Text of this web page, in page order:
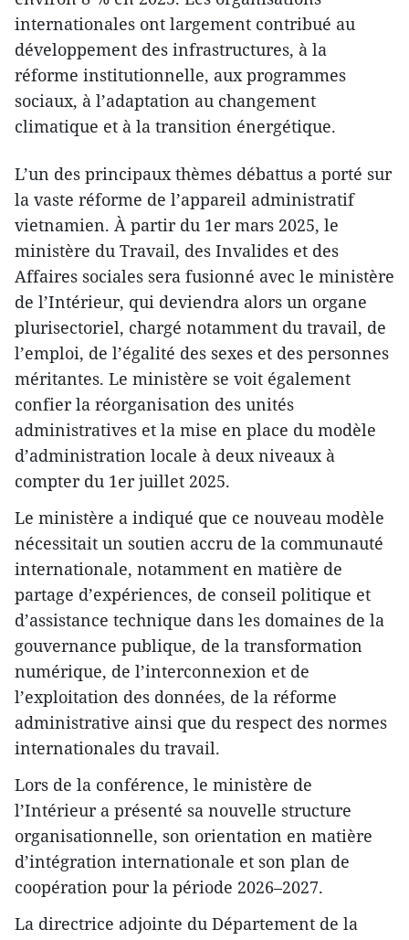
internationales ont largement contribué au
développement des infrastructures, à la
réforme institutionnelle, aux programmes
sociaux, à l’adaptation au changement
climatique et à la transition énergétique.
L’un des principaux thèmes débattus a porté sur
la vaste réforme de l’appareil administratif
vietnamien. À partir du 1er mars 2025, le
ministère du Travail, des Invalides et des
Affaires sociales sera fusionné avec le ministère
de l’Intérieur, qui deviendra alors un organe
plurisectoriel, chargé notamment du travail, de
l’emploi, de l’égalité des sexes et des personnes
méritantes. Le ministère se voit également
confier la réorganisation des unités
administratives et la mise en place du modèle
d’administration locale à deux niveaux à
compter du 1er juillet 2025.
Le ministère a indiqué que ce nouveau modèle
nécessitait un soutien accru de la communauté
internationale, notamment en matière de
partage d’expériences, de conseil politique et
d’assistance technique dans les domaines de la
gouvernance publique, de la transformation
numérique, de l’interconnexion et de
l’exploitation des données, de la réforme
administrative ainsi que du respect des normes
internationales du travail.
Lors de la conférence, le ministère de
l’Intérieur a présenté sa nouvelle structure
organisationnelle, son orientation en matière
d’intégration internationale et son plan de
coopération pour la période 2026–2027.
La directrice adjointe du Département de la